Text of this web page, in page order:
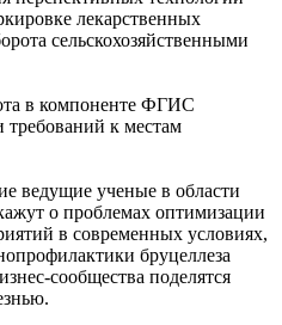
лекарственных
сельскохозяйственными
в компоненте ФГИС
к местам
ведущие ученые в области
о проблемах оптимизации
в современных условиях,
бруцеллеза
сообщества поделятся